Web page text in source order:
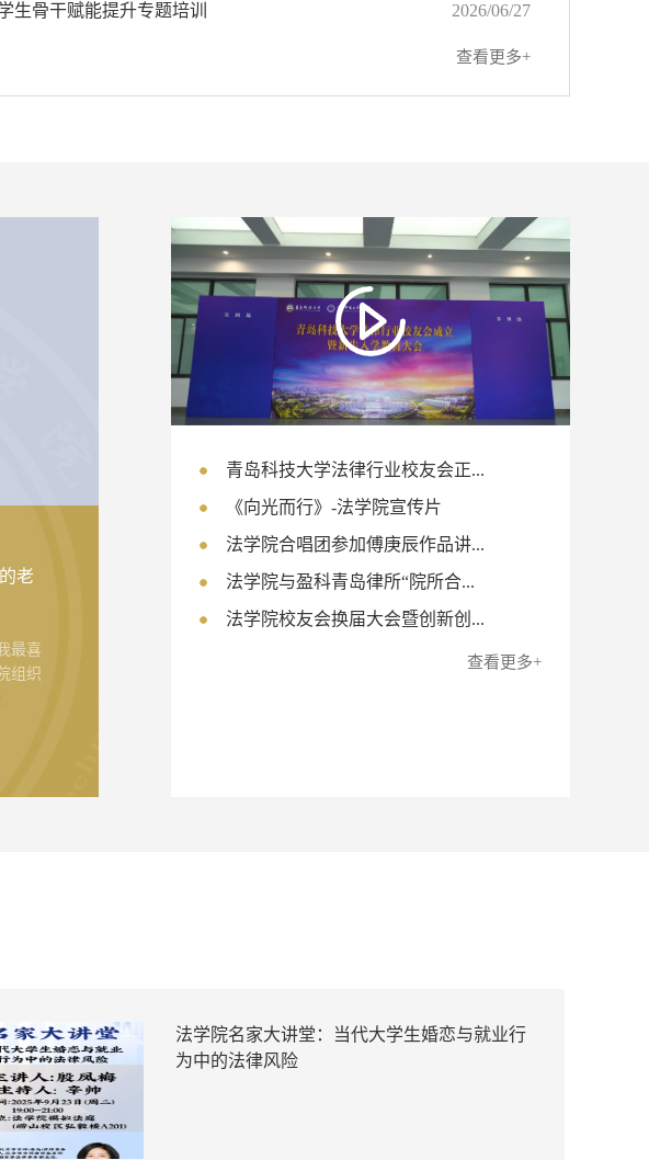
生骨干赋能提升专题培训 2026/06/27
查看更多+
老
最喜
组织
青岛科技大学法律行业校友会正...
《向光而行》-法学院宣传片
法学院合唱团参加傅庚辰作品讲...
法学院与盈科青岛律所“院所合...
法学院校友会换届大会暨创新创...
查看更多+
法学院名家大讲堂：当代大学生婚恋与就业行
为中的法律风险